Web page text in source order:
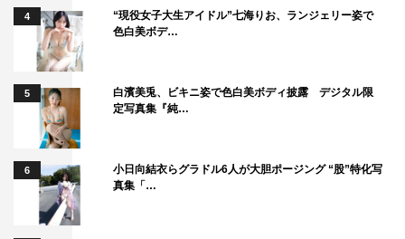
委員会・MBS
夢野太郎役を演じさせていただきました藤本洸大です。
今回、初めて挑戦する役どころだったので、クランクイン
前はすごくワクワクしていたのを覚えています。夢野はま
だ思春期の学生ということもあって、扱う言葉や行動が少
し荒々しい部分があったり、自身の主張や周りの環境に対
して困惑してしまうところもありますが、これ以上ないく
らいまっすぐな姿勢でいろんなことにぶつかりにいきま
す。
4
“現役女子大生アイドル”七海りお、ランジェリー姿で
色白美ボデ…
5
白濱美兎、ビキニ姿で色白美ボディ披露 デジタル限
定写真集『純…
6
小日向結衣らグラドル6人が大胆ポージング “股”特化写
真集「…